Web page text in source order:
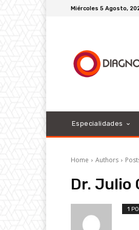
Miércoles 5 Agosto,
Especialidades
Home Authors
Dr. Julio
1